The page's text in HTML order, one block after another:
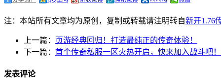
注：本站所有文章均为原创，复制或转载请注明转自新开1.76
上一篇： 页游经典回归！打造最纯正的传奇体验！
下一篇： 首个传奇私服一区火热开启，快来加入战斗吧！
发表评论